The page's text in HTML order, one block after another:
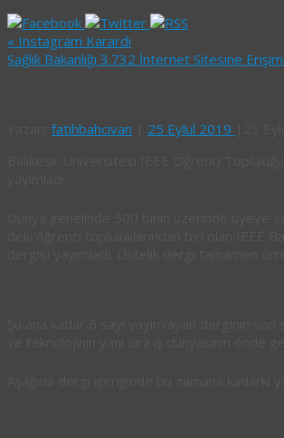
« Instagram Karardı
Sağlık Bakanlığı 3.732 İnternet Sitesine
fatihbahcivan 25 Eylül 2019